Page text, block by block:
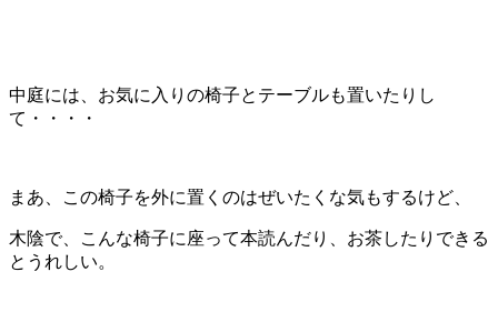
中庭には、お気に入りの椅子とテーブルも置いたりし
て・・・・
まあ、この椅子を外に置くのはぜいたくな気もするけど、
木陰で、こんな椅子に座って本読んだり、お茶したりできる
とうれしい。